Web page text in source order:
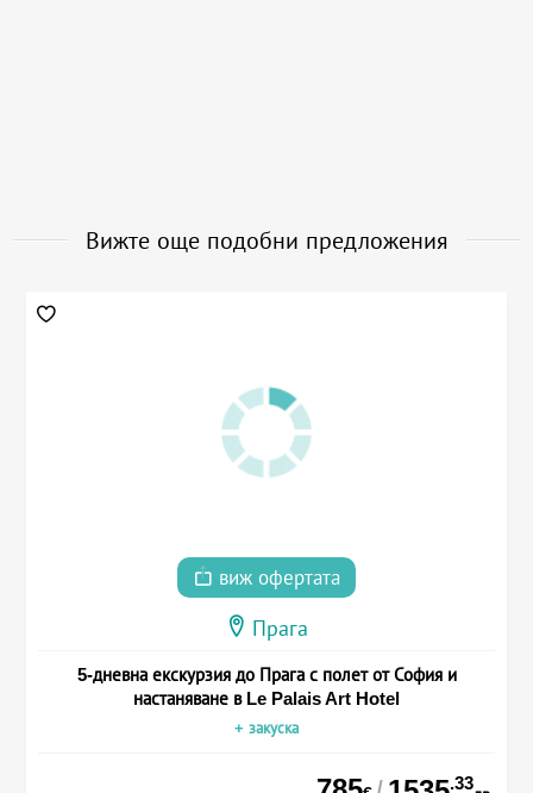
Вижте още подобни предложения
виж офертата
Прага
5-дневна екскурзия до Прага с полет от София и
настаняване в Le Palais Art Hotel
+ закуска
/ .33